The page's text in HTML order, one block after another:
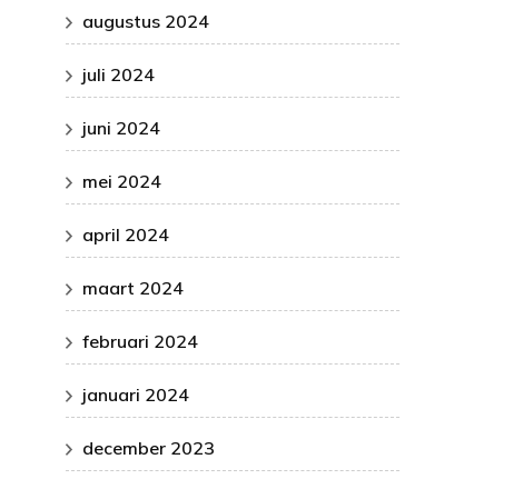
augustus 2024
juli 2024
juni 2024
mei 2024
april 2024
maart 2024
februari 2024
januari 2024
december 2023